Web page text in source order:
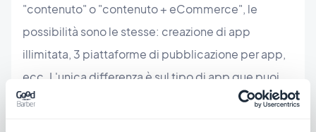
"contenuto" o "contenuto + eCommerce", le
possibilità sono le stesse: creazione di app
illimitata, 3 piattaforme di pubblicazione per app,
ecc. L'unica differenza è sul tipo di app que puoi
creare: con l'abbonamento rivenditore